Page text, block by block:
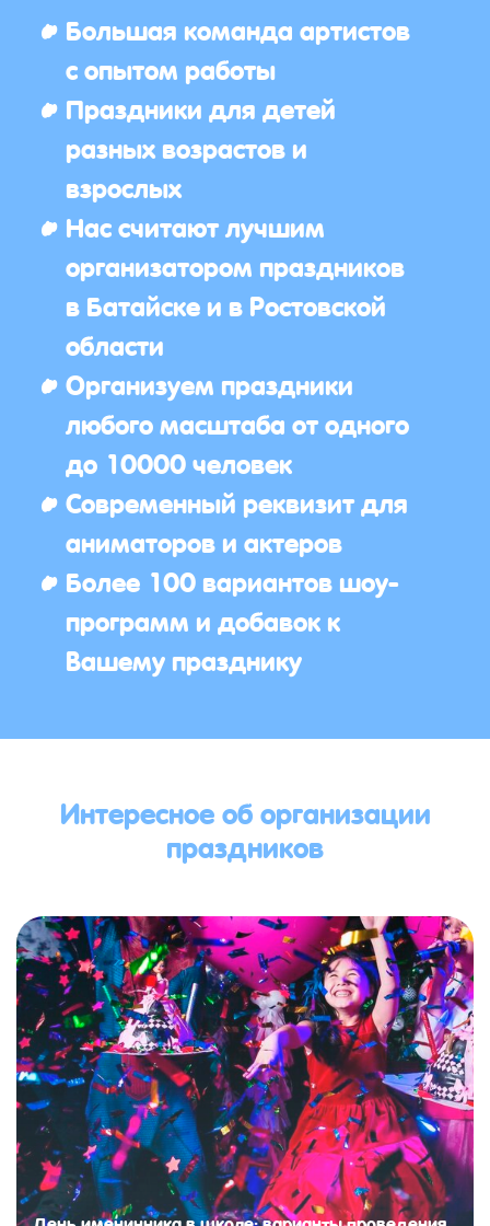
Большая команда артистов
с опытом работы
Праздники для детей
разных возрастов и
взрослых
Нас считают лучшим
организатором праздников
в Батайске и в Ростовской
области
Организуем праздники
любого масштаба от одного
до 10000 человек
Современный реквизит для
аниматоров и актеров
Более 100 вариантов шоу-
программ и добавок к
Вашему празднику
Интересное об организации
праздников